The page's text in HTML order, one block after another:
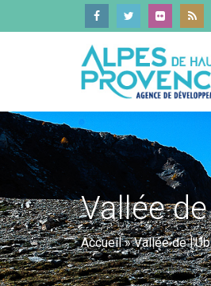
Vallée
Accueil»Vallée de